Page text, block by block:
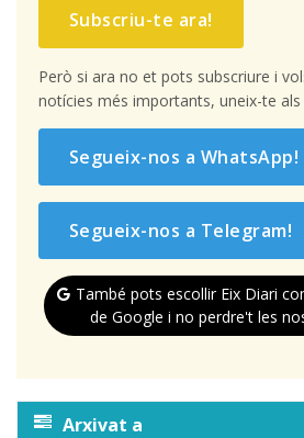
Subscriu-te ara!
Però si ara no et pots subscriure i
notícies més importants, uneix-te als
Segueix-nos a WhatsApp!
Segueix-nos a Telegram!
També pots escollir Eix Diari
de Google i no perdre't les
Arxivat a